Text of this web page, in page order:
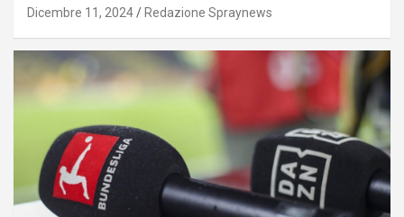
Dicembre 11, 2024 Redazione Spraynews